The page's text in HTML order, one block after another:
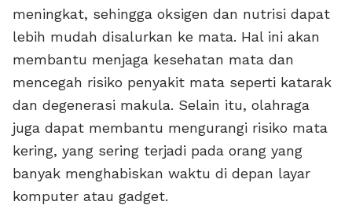
meningkat, sehingga oksigen dan nutrisi dapat
lebih mudah disalurkan ke mata. Hal ini akan
membantu menjaga kesehatan mata dan
mencegah risiko penyakit mata seperti katarak
dan degenerasi makula. Selain itu, olahraga
juga dapat membantu mengurangi risiko mata
kering, yang sering terjadi pada orang yang
banyak menghabiskan waktu di depan layar
komputer atau gadget.